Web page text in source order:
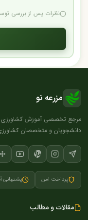
نظرات پس از بررسی
مزرعه نو
دانشجویان و متخصصان
پرداخت امن پشتیبانی
مقالات و مطالب